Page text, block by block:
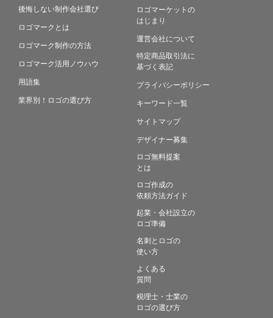
後悔しない制作会社選び
ロゴマークとは
ロゴマーク制作の方法
ロゴマーク活用ノウハウ
用語集
業界別！ロゴの選び方
ロゴマーケットの
はじまり
運営会社について
特定商品取引法に
基づく表記
プライバシーポリシー
キーワード一覧
サイトマップ
デザイナー募集
ロゴ無料提案
とは
ロゴ作成の
依頼方法ガイド
起業・会社設立の
ロゴ準備
名刺とロゴの
使い方
よくある
質問
税理士・士業の
ロゴの選び方